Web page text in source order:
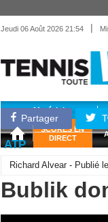
Jeudi 06 Août 2026 21:54 |
Matériel
SCORES EN
DIRECT
Partager
ATP
Richard Alvear - Publié
Bublik